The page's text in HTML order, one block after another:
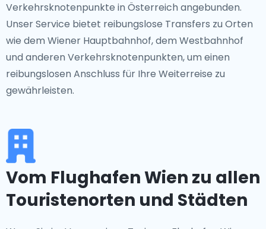
Verkehrsknotenpunkte in Österreich angebunden.
Unser Service bietet reibungslose Transfers zu Orten
wie dem Wiener Hauptbahnhof, dem Westbahnhof
und anderen Verkehrsknotenpunkten, um einen
reibungslosen Anschluss für Ihre Weiterreise zu
gewährleisten.
Vom Flughafen Wien zu allen
Touristenorten und Städten